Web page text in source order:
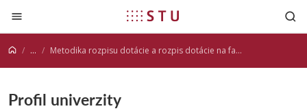
Prejsť na obsah
... Metodika rozpisu dotácie a rozpis dotácie na fakulty a súčasti STU
Profil univerzity